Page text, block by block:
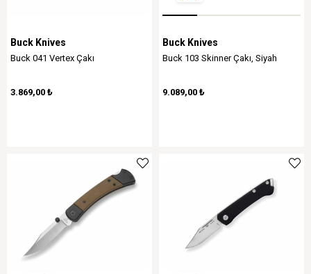
Buck Knives
Buck 041 Vertex Çakı
3.869,00 ₺
Buck Knives
Buck 103 Skinner Çakı, Siyah
9.089,00 ₺